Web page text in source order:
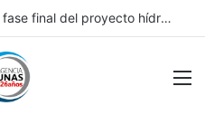
HURLINGAM: IMPORTANTE: REPAVIMENTACIÓN DE VERGARA Y OBRA HIDRÁULICA EN ORIGONE